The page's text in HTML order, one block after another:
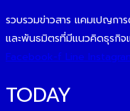
รวบรวมข่าวสาร แคมเปญก
และพันธมิตรที่มีแนวคิดธุรกิ
Facebook-f Line
TODAY